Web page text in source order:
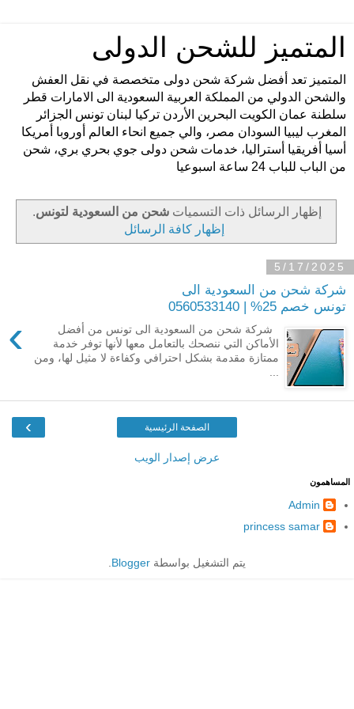
المتميز للشحن الدولى
المتميز تعد أفضل شركة شحن دولى متخصصة في نقل العفش
والشحن الدولي من المملكة العربية السعودية الى الامارات قطر
سلطنة عمان الكويت البحرين الأردن تركيا لبنان تونس الجزائر
المغرب ليبيا السودان مصر، والي جميع انحاء العالم أوروبا أمريكا
أسيا أفريقيا أستراليا، خدمات شحن دولى جوي بحري بري، شحن
من الباب للباب 24 ساعة اسبوعيا
‏إظهار الرسائل ذات التسميات شحن من السعودية لتونس.
إظهار كافة الرسائل
5/17/2025
شركة شحن من السعودية الى
تونس خصم 25% | 0560533140
›
شركة شحن من السعودية الى تونس من أفضل
الأماكن التي ننصحك بالتعامل معها لأنها توفر خدمة
ممتازة مقدمة بشكل احترافي وكفاءة لا مثيل لها، ومن
› الصفحة الرئيسية
عرض إصدار الويب
المساهمون
Admin
princess samar
يتم التشغيل بواسطة Blogger